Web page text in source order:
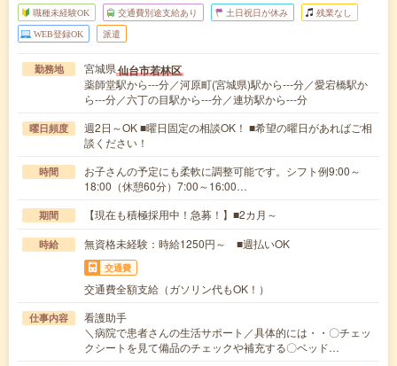
職種未経験OK 交通費別途支給あり 土日祝日が休み 残業なし
WEB登録OK 派遣
勤務地 宮城県仙台市若林区
薬師堂駅から---分／河原町(宮城県)駅から---分／愛宕橋駅か
ら---分／六丁の目駅から---分／連坊駅から---分
曜日頻度
週2日～OK ■曜日固定の相談OK！ ■希望の曜日があればご相
談ください！
時間
お子さんの予定にも柔軟に調整可能です。シフト例9:00～
18:00（休憩60分）7:00～16:00…
期間 【現在も積極採用中！急募！】■2カ月～
時給 無資格未経験：時給1250円～ ■週払いOK
交通費
交通費全額支給（ガソリン代もOK！）
仕事内容
看護助手
＼病院で患者さんの生活サポート／具体的には・・〇チェッ
クシートを見て備品のチェックや補充する〇ベッド…